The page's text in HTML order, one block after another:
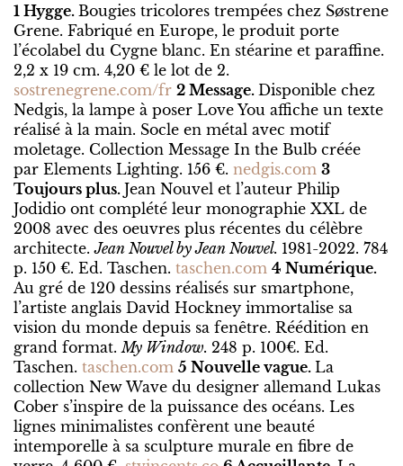
1 Hygge. Bougies tricolores trempées chez Søstrene
Grene. Fabriqué en Europe, le produit porte
l’écolabel du Cygne blanc. En stéarine et paraffine.
2,2 x 19 cm. 4,20 € le lot de 2.
sostrenegrene.com/fr 2 Message. Disponible chez
Nedgis, la lampe à poser Love You affiche un texte
réalisé à la main. Socle en métal avec motif
moletage. Collection Message In the Bulb créée
par Elements Lighting. 156 €. nedgis.com 3
Toujours plus. Jean Nouvel et l’auteur Philip
Jodidio ont complété leur monographie XXL de
2008 avec des oeuvres plus récentes du célèbre
architecte.Jean Nouvel by Jean Nouvel. 1981-2022. 784
p. 150 €. Ed. Taschen. taschen.com 4 Numérique.
Au gré de 120 dessins réalisés sur smartphone,
l’artiste anglais David Hockney immortalise sa
vision du monde depuis sa fenêtre. Réédition en
grand format. My Window. 248 p. 100€. Ed.
Taschen. taschen.com 5 Nouvelle vague. La
collection New Wave du designer allemand Lukas
Cober s’inspire de la puissance des océans. Les
lignes minimalistes confèrent une beauté
intemporelle à sa sculpture murale en fibre de